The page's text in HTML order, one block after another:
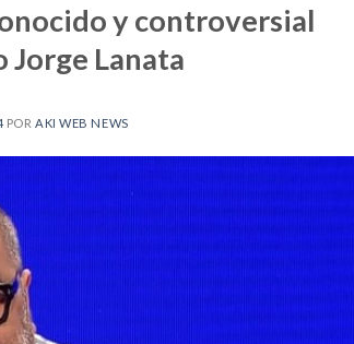
y controversial
Lanata
POR AKI WEB NEWS